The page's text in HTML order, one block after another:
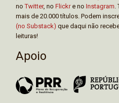
noTwitter, no Flickre no Instagram
mais de 20.000 títulos. Podem
(no Substack) que daqui não
leituras!
Apoio